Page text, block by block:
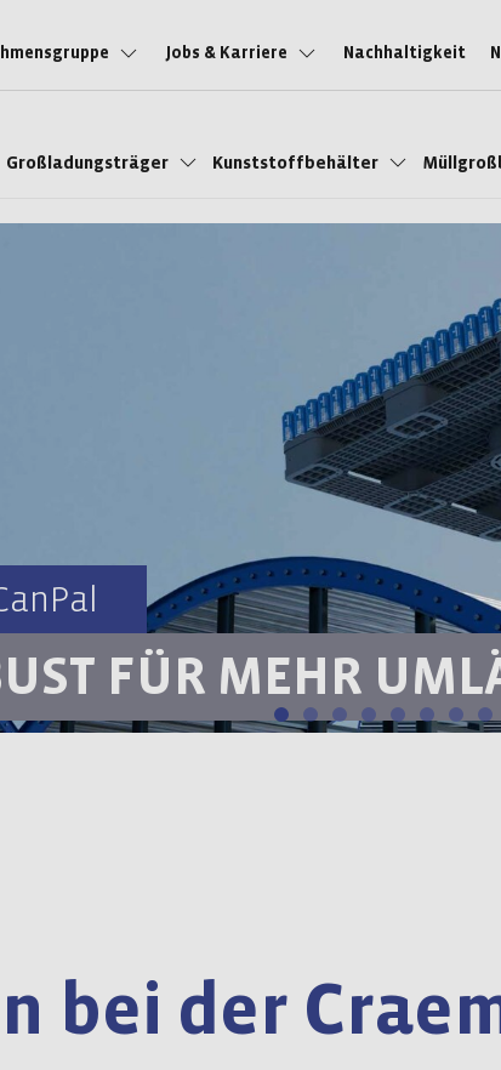
Jobs & Karriere Nachhaltigkeit
Großladungsträger Kunststoffbehälter
FÜR MEHR
bei der